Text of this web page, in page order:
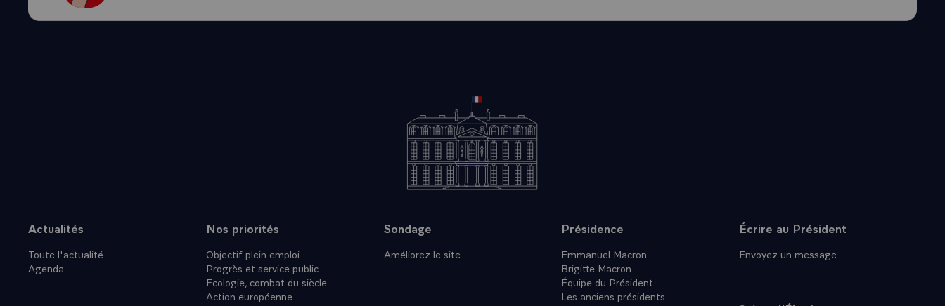
Plan du site
Actualités
Toute l'actualité
Agenda
Nos priorités
Objectif plein emploi
Progrès et service public
Ecologie, combat du siècle
Action européenne
Sondage
Améliorez le site
Présidence
Emmanuel Macron
Brigitte Macron
Équipe du Président
Les anciens présidents
Écrire au Président
Envoyez un message